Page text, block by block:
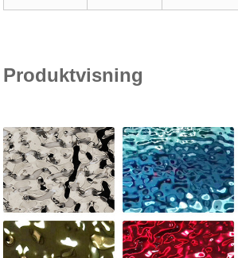
Produktvisning